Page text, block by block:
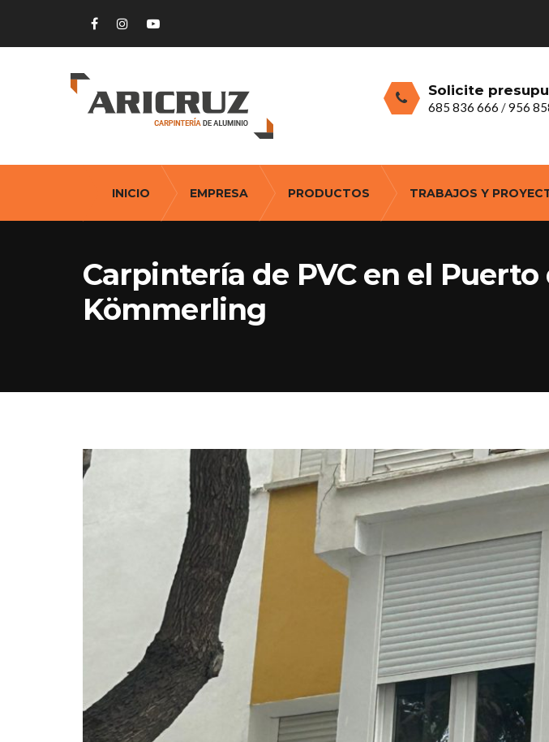
Solicite
685 836 666 /956
INICIO EMPRESA PRODUCTOS TRABAJOS Y
Carpintería de PVC en el
Kömmerling